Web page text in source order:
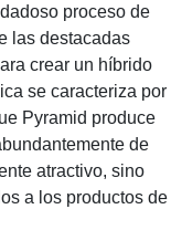
proceso de
las destacadas
crear un híbrido
se caracteriza por
Pyramid produce
de
atractivo, sino
a los productos de